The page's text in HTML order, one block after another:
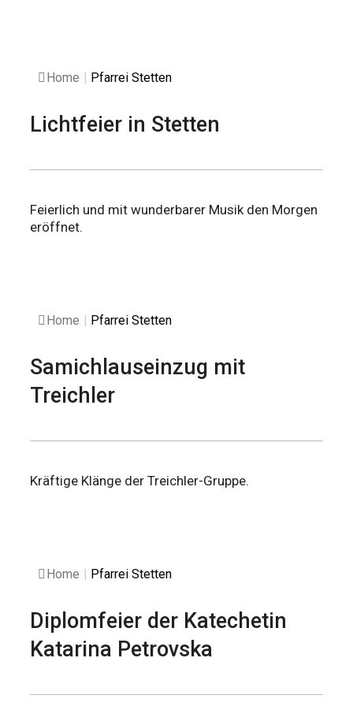
Home | Pfarrei Stetten
Lichtfeier in Stetten
Feierlich und mit wunderbarer Musik den Morgen
eröffnet.
Home | Pfarrei Stetten
Samichlauseinzug mit
Treichler
Kräftige Klänge der Treichler-Gruppe.
Home | Pfarrei Stetten
Diplomfeier der Katechetin
Katarina Petrovska